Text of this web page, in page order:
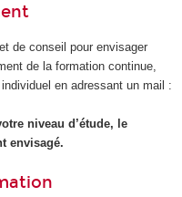
de conseil pour envisager
de la formation continue,
en adressant un mail :
niveau d’étude, le
envisagé.